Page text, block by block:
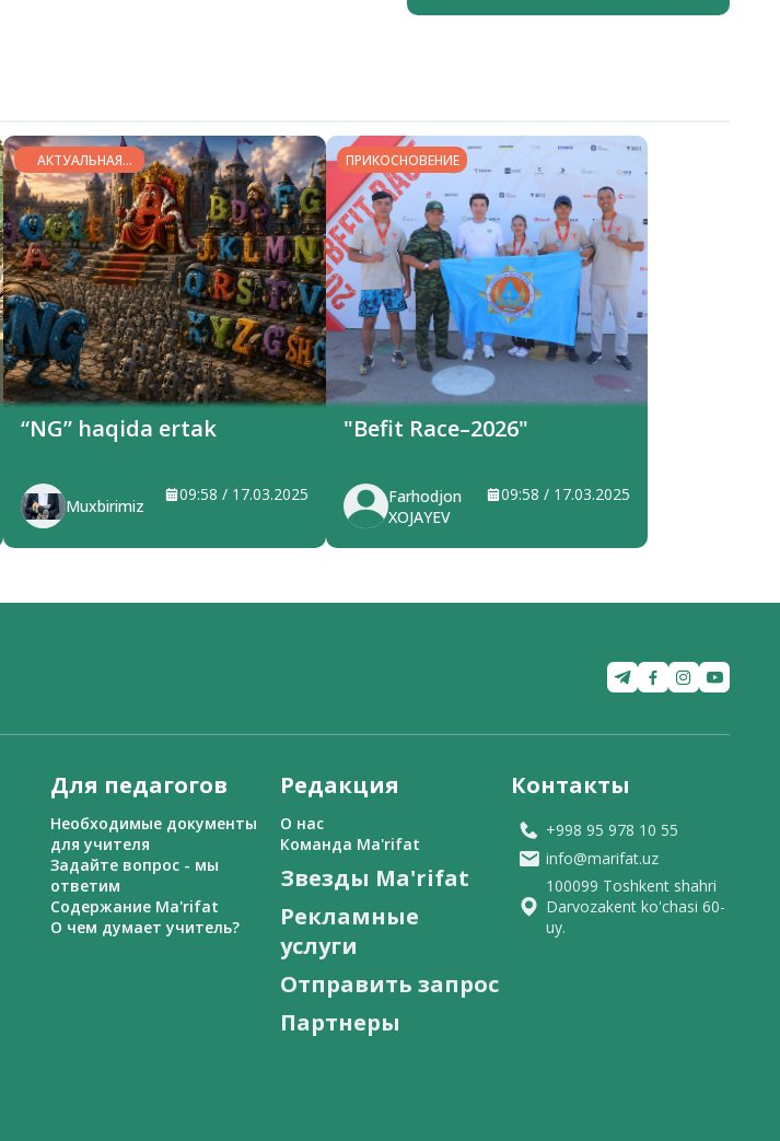
АКТУАЛЬНАЯ
ТЕМА
“NG” haqida ertak
Muxbirimiz
09:58 / 17.03.2025
ПРИКОСНОВЕНИЕ
"Befit Race–2026"
Farhodjon
XOJAYEV
09:58 / 17.03.2025
Для педагогов
Необходимые документы
для учителя
Задайте вопрос - мы
ответим
Содержание Ma'rifat
О чем думает учитель?
Редакция
О нас
Команда Ma'rifat
Звезды Ma'rifat
Рекламные
услуги
Отправить запрос
Партнеры
Контакты
+998 95 978 10 55
info@marifat.uz
100099 Toshkent shahri
Darvozakent ko'chasi 60-
uy.